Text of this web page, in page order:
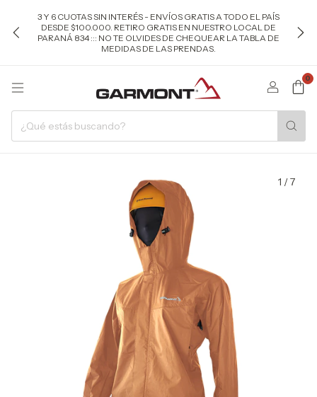
3 Y 6 CUOTAS SIN INTERÉS - ENVÍOS GRATIS A TODO EL PAÍS
DESDE $100.000. RETIRO GRATIS EN NUESTRO LOCAL DE
PARANÁ 834 ::: NO TE OLVIDES DE CHEQUEAR LA TABLA DE
MEDIDAS DE LAS PRENDAS.
0
1 /7